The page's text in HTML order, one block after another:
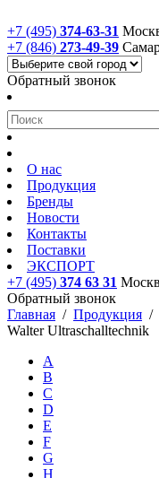
+7 (495) 374-63-31
+7 (846) 273-49-39
Обратный звонок
О нас
Продукция
Бренды
Новости
Контакты
Поставки
ЭКСПОРТ
+7 (495) 374 63 31
Обратный звонок
Главная / Продукция /
Walter Ultraschalltechnik
A
B
C
D
E
F
G
H